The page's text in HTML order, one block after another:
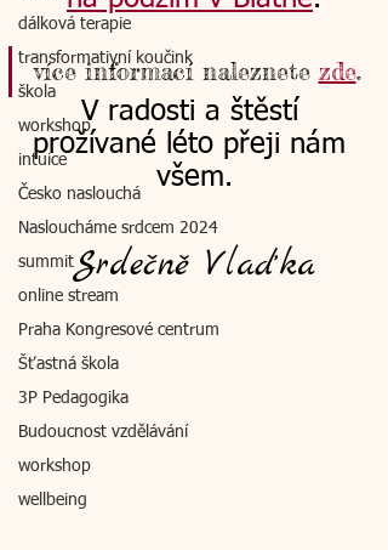
dálková terapie
transformativní koučink
škola
workshop
intuice
Česko naslouchá
Nasloucháme srdcem 2024
summit
online stream
Praha Kongresové centrum
Šťastná škola
3P Pedagogika
Budoucnost vzdělávání
workshop
wellbeing
více informací naleznete zde.
V radosti a štěstí
prožívané léto přeji nám
všem.
Srdečně Vlaďka